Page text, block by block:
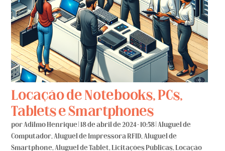
Locação de Notebooks, PCs,
Tablets e Smartphones
porAdilmo Henrique |18 de abril de 2024 - 10:58 |Aluguel de
Computador,Aluguel de Impressora RFID,Aluguel de
Smartphone,Aluguel de Tablet,Licitações Públicas,Locação